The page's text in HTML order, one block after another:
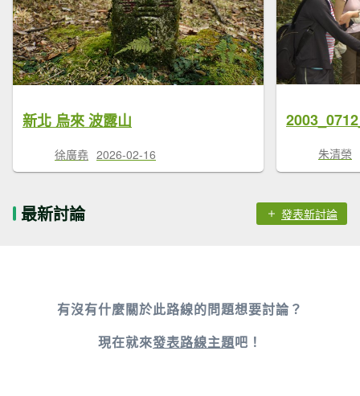
新北 烏來 波露山
徐廣堯 2026-02-16 朱清榮
最新討論 發表新討論
有沒有什麼關於此路線的問題想要討論？
現在就來發表路線主題吧！